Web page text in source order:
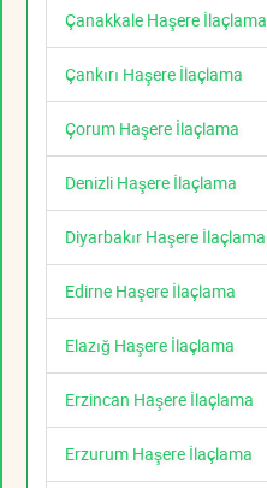
Çanakkale Haşere İlaçlama
Çankırı Haşere İlaçlama
Çorum Haşere İlaçlama
Denizli Haşere İlaçlama
Diyarbakır Haşere İlaçlama
Edirne Haşere İlaçlama
Elazığ Haşere İlaçlama
Erzincan Haşere İlaçlama
Erzurum Haşere İlaçlama